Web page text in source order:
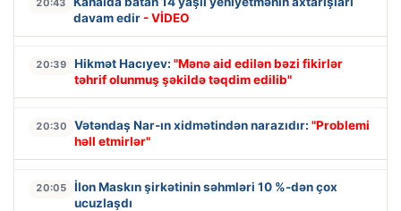
20:43
davam edir - VİDEO
20:39 Hikmət Hacıyev: "Mənə aid edilən bəzi fikirlər
təhrif olunmuş şəkildə təqdim edilib"
20:30 Vətəndaş Nar-ın xidmətindən narazıdır: "Problemi
həll etmirlər"
20:05
İlon Maskın şirkətinin səhmləri 10 %-dən çox
ucuzlaşdı